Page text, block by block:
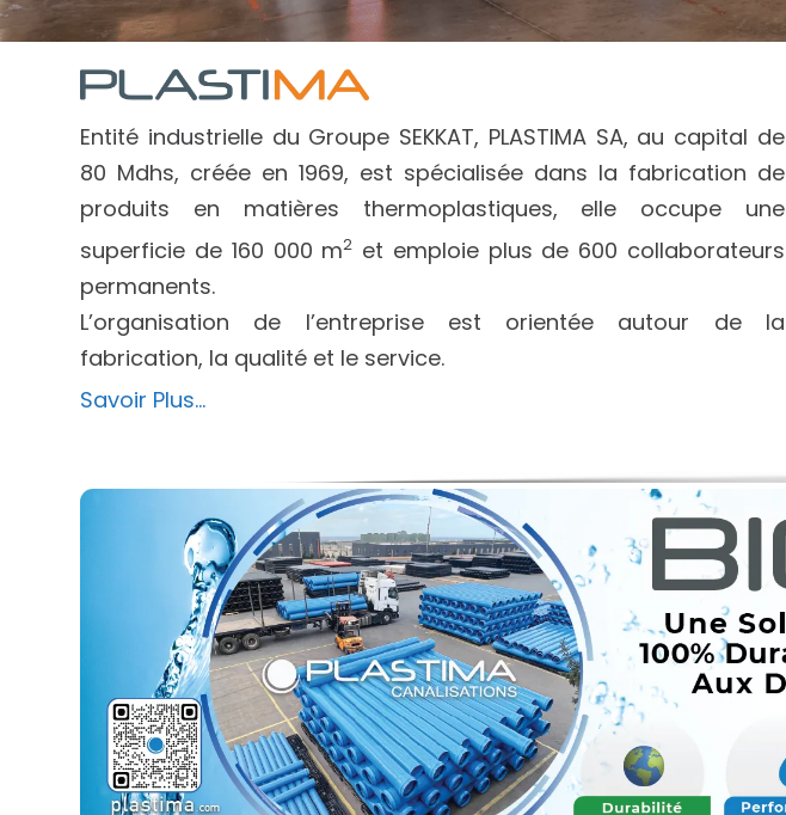
Entité industrielle du Groupe SEKKAT, PLASTIMA SA, au capital de
80 Mdhs, créée en 1969, est spécialisée dans la fabrication de
produits en matières thermoplastiques, elle occupe une
superficie de 160 000 m2 et emploie plus de 600 collaborateurs
permanents.
L’organisation de l’entreprise est orientée autour de la
fabrication, la qualité et le service.
Savoir Plus…